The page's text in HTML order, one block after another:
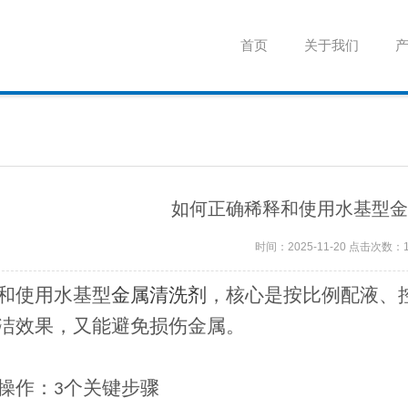
首页 关于我们
如何正确稀释和使用水基型
时间：2025-11-20 点击次数：
使用水基型金属清洗剂 ，核心是按比例配液
效果，又能避免损伤金属。
作： 3个关键步骤